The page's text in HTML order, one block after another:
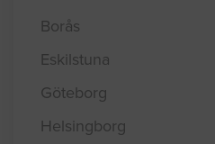
Borås
Eskilstuna
Göteborg
Helsingborg